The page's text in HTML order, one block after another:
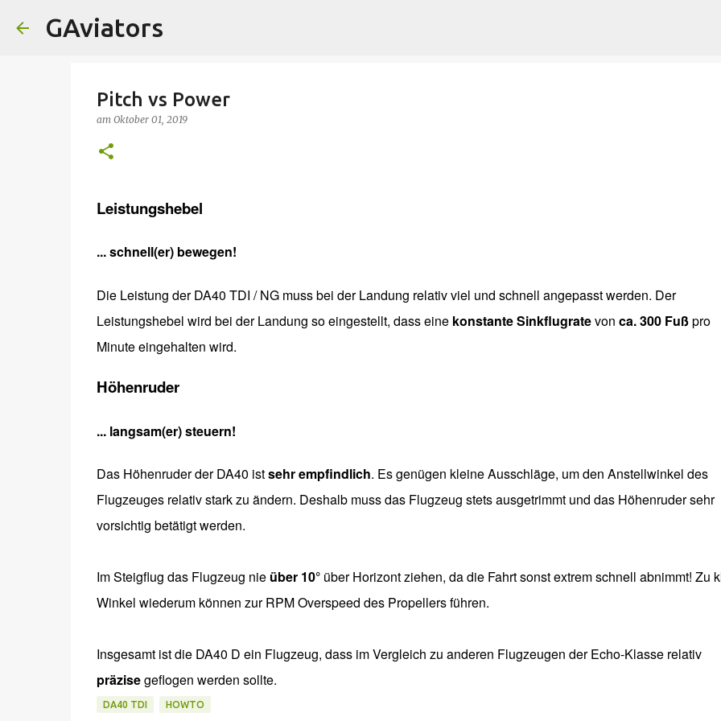
GAviators
Pitch vs Power
am Oktober 01, 2019
Leistungshebel
... schnell(er) bewegen!
Die Leistung der DA40 TDI / NG muss bei der Landung relativ viel und schnell angepasst werden. Der
Leistungshebel wird bei der Landung so eingestellt, dass eine konstante Sinkflugratevon ca. 300 Fußpro
Minute eingehalten wird.
Höhenruder
... langsam(er) steuern!
Das Höhenruder der DA40 istsehr empfindlich. Es genügen kleine Ausschläge, um den Anstellwinkel des
Flugzeuges relativ stark zu ändern. Deshalb muss das Flugzeug stets ausgetrimmt und das Höhenruder sehr
vorsichtig betätigt werden.
Im Steigflug das Flugzeug nie über 10° über Horizont ziehen, da die Fahrt sonst extrem schnell abnimmt! Zu
Winkel wiederum können zur RPM Overspeed des Propellers führen.
Insgesamt ist die DA40 D ein Flugzeug, dass im Vergleich zu anderen Flugzeugen der Echo-Klasse relativ
präzisegeflogen werden sollte.
DA40 TDI HOWTO